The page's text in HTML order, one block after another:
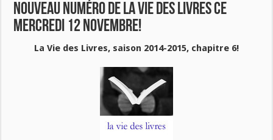
Nouveau numéro de La Vie des Livres ce
mercredi 12 novembre!
La Vie des Livres, saison 2014-2015, chapitre 6!